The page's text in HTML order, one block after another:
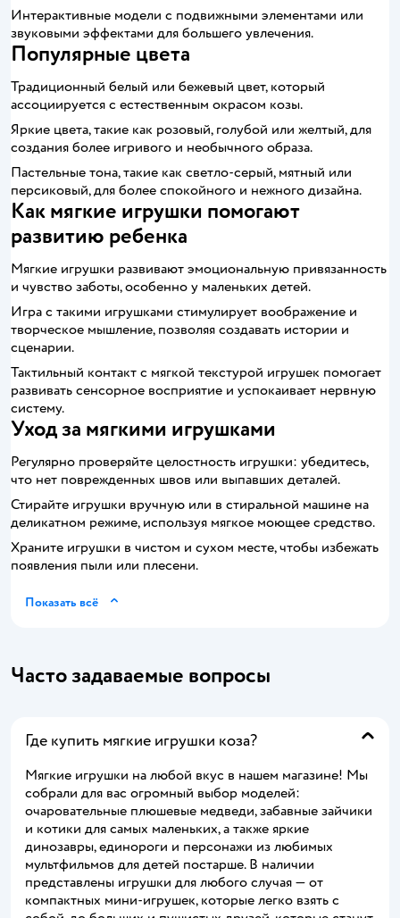
Интерактивные модели с подвижными элементами или
звуковыми эффектами для большего увлечения.
Популярные цвета
Традиционный белый или бежевый цвет, который
ассоциируется с естественным окрасом козы.
Яркие цвета, такие как розовый, голубой или желтый, для
создания более игривого и необычного образа.
Пастельные тона, такие как светло-серый, мятный или
персиковый, для более спокойного и нежного дизайна.
Как мягкие игрушки помогают
развитию ребенка
Мягкие игрушки развивают эмоциональную привязанность
и чувство заботы, особенно у маленьких детей.
Игра с такими игрушками стимулирует воображение и
творческое мышление, позволяя создавать истории и
сценарии.
Тактильный контакт с мягкой текстурой игрушек помогает
развивать сенсорное восприятие и успокаивает нервную
систему.
Уход за мягкими игрушками
Регулярно проверяйте целостность игрушки: убедитесь,
что нет поврежденных швов или выпавших деталей.
Стирайте игрушки вручную или в стиральной машине на
деликатном режиме, используя мягкое моющее средство.
Храните игрушки в чистом и сухом месте, чтобы избежать
появления пыли или плесени.
Показать всё
Часто задаваемые вопросы
Где купить мягкие игрушки коза?
Мягкие игрушки на любой вкус в нашем магазине! Мы
собрали для вас огромный выбор моделей:
очаровательные плюшевые медведи, забавные зайчики
и котики для самых маленьких, а также яркие
динозавры, единороги и персонажи из любимых
мультфильмов для детей постарше. В наличии
представлены игрушки для любого случая — от
компактных мини-игрушек, которые легко взять с